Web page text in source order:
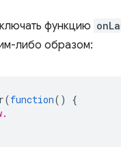
функцию
либо образом:
(function()
{